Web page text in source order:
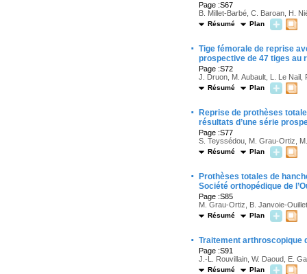
Page :S67
B. Millet-Barbé, C. Baroan, H.
Résumé Plan
· Tige fémorale de reprise
prospective de 47 tiges au
Page :S72
J. Druon, M. Aubault, L. Le Nail,
Résumé Plan
·
Reprise de prothèses
résultats d’une série
Page :S77
S. Teyssédou, M. Grau-Ortiz,
Résumé Plan
·
Prothèses totales de
Société orthopédique de
Page :S85
M. Grau-Ortiz, B. Janvoie-
Résumé Plan
· Traitement arthroscopique
Page :S91
J.-L. Rouvillain, W. Daoud, E.
Résumé Plan